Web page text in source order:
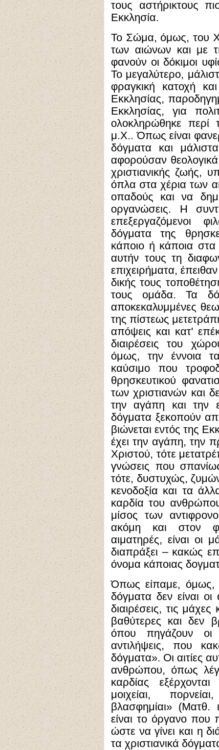
τους αστήρικτους
Εκκλησία.
Το Σώμα, όμως, του
των αιώνων και με
φανούν οι δόκιμοι
Το μεγαλύτερο,
φραγκική κατοχή
Εκκλησίας,
Εκκλησίας, για
ολοκληρώθηκε περί
μ.Χ.. Όπως είναι
δόγματα και
αφορούσαν
χριστιανικής ζωής,
όπλα στα χέρια των
οπαδούς και να
οργανώσεις. Η
επεξεργαζόμενοι
δόγματα της
κάποιο ή κάποια
αυτήν τους τη
επιχειρήματα,
δικής τους
τους ομάδα. Τα
αποκεκαλυμμένες
της πίστεως
απόψεις και κατ'
διαιρέσεις του
όμως, την έννοια
καύσιμο που
θρησκευτικού
των χριστιανών και
την αγάπη και την
δόγματα ξεκοπούν
βιώνεται εντός της
έχει την αγάπη, την
Χριστού, τότε
γνώσεις που
τότε, δυστυχώς,
κενοδοξία και τα
καρδία του
μίσος των
ακόμη και στον
αιματηρές, είναι οι
διαπράξει – κακώς
όνομα κάποιας
Όπως είπαμε, όμως,
δόγματα δεν είναι οι
διαιρέσεις, τις μάχες
βαθύτερες και δεν
όπου πηγάζουν οι
αντιλήψεις, που
δόγματα». Οι αιτίες
ανθρώπου, όπως
καρδίας
μοιχείαι,
βλασφημίαι» (Ματθ.
είναι το όργανο που
ώστε να γίνει και η
τα χριστιανικά